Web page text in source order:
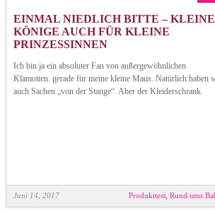
EINMAL NIEDLICH BITTE – KLEINE
KÖNIGE AUCH FÜR KLEINE
PRINZESSINNEN
Ich bin ja ein absoluter Fan von außergewöhnlichen
Klamotten. gerade für meine kleine Maus. Natürlich haben
auch Sachen „von der Stange“. Aber der Kleiderschrank
Juni 14, 2017 Produkttest Rund ums